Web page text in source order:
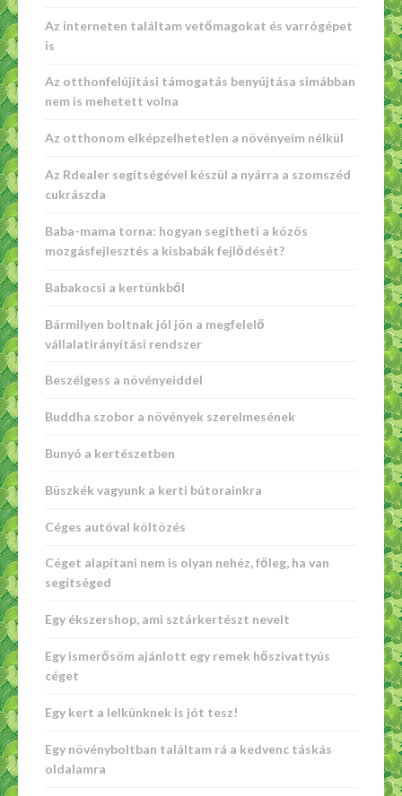
Az interneten találtam vetőmagokat és varrógépet
is
Az otthonfelújítási támogatás benyújtása simábban
nem is mehetett volna
Az otthonom elképzelhetetlen a növényeim nélkül
Az Rdealer segítségével készül a nyárra a szomszéd
cukrászda
Baba-mama torna: hogyan segítheti a közös
mozgásfejlesztés a kisbabák fejlődését?
Babakocsi a kertünkből
Bármilyen boltnak jól jön a megfelelő
vállalatirányítási rendszer
Beszélgess a növényeiddel
Buddha szobor a növények szerelmesének
Bunyó a kertészetben
Büszkék vagyunk a kerti bútorainkra
Céges autóval költözés
Céget alapítani nem is olyan nehéz, főleg, ha van
segítséged
Egy ékszershop, ami sztárkertészt nevelt
Egy ismerősöm ajánlott egy remek hőszivattyús
céget
Egy kert a lelkünknek is jót tesz!
Egy növényboltban találtam rá a kedvenc táskás
oldalamra